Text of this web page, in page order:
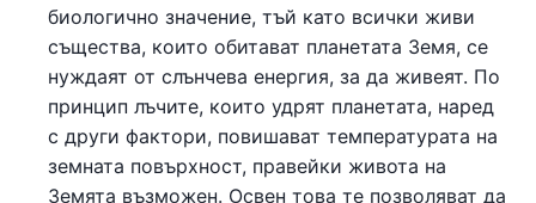
биологично значение, тъй като всички живи
същества, които обитават планетата Земя, се
нуждаят от слънчева енергия, за да живеят. По
принцип лъчите, които удрят планетата, наред
с други фактори, повишават температурата на
земната повърхност, правейки живота на
Земята възможен. Освен това те позволяват да